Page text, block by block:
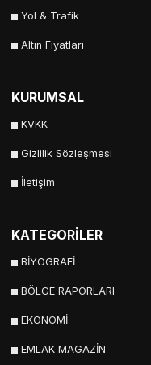
Yol & Trafik
Altın Fiyatları
KURUMSAL
KVKK
Gizlilik Sözleşmesi
İletişim
KATEGORİLER
BİYOGRAFİ
BÖLGE RAPORLARI
EKONOMİ
EMLAK MAGAZİN